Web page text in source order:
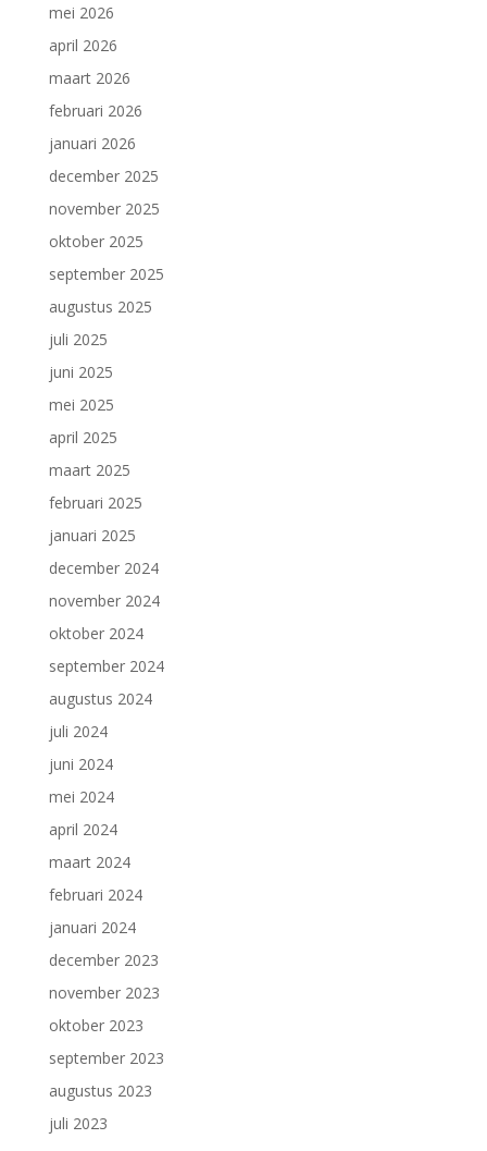
mei 2026
april 2026
maart 2026
februari 2026
januari 2026
december 2025
november 2025
oktober 2025
september 2025
augustus 2025
juli 2025
juni 2025
mei 2025
april 2025
maart 2025
februari 2025
januari 2025
december 2024
november 2024
oktober 2024
september 2024
augustus 2024
juli 2024
juni 2024
mei 2024
april 2024
maart 2024
februari 2024
januari 2024
december 2023
november 2023
oktober 2023
september 2023
augustus 2023
juli 2023